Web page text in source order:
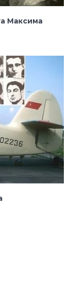
Максима